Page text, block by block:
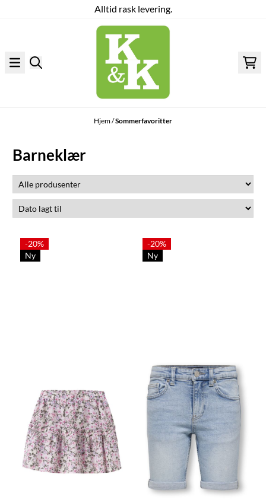
Alltid rask levering.
Hjem/Sommerfavoritter
Barneklær
-20%
Ny
-20%
Ny